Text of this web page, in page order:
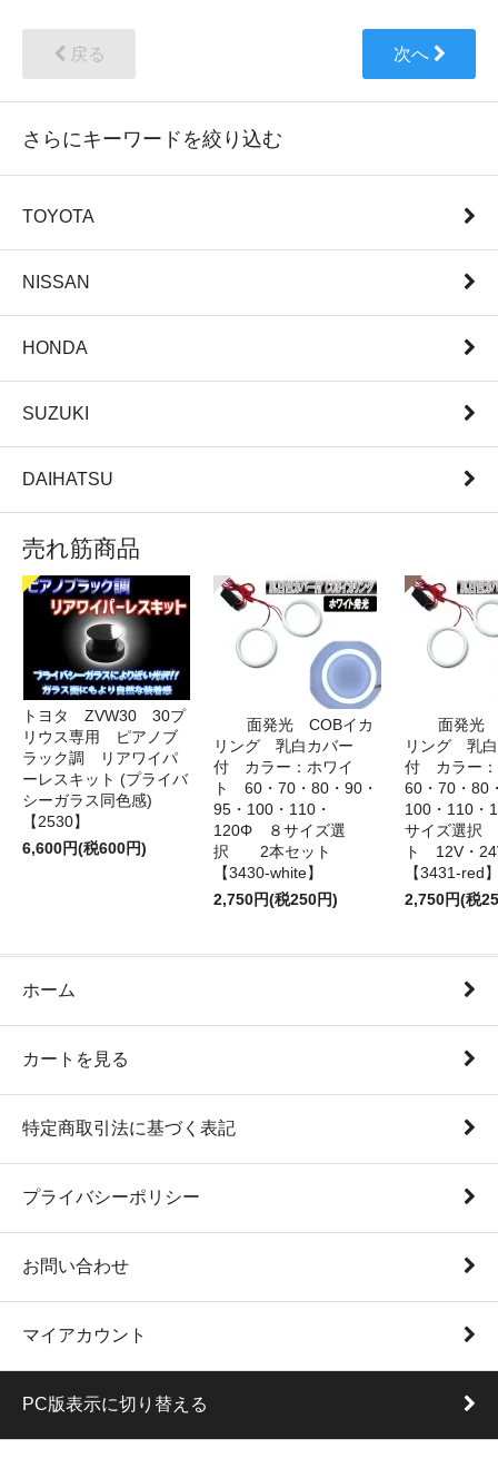
戻る 次へ
さらにキーワードを絞り込む
TOYOTA
NISSAN
HONDA
SUZUKI
DAIHATSU
売れ筋商品
トヨタ ZVW30 30プ
リウス専用 ピアノブ
ラック調 リアワイパ
ーレスキット (プライバ
シーガラス同色感)
【2530】
6,600円(税600円)
面発光 COBイカ
リング 乳白カバー
付 カラー：ホワイ
ト 60・70・80・90・
95・100・110・
120Φ ８サイズ選
択 2本セット
【3430-white】
2,750円(税250円)
面発光
リング 乳
付 カラー
60・70・80
100・110
サイズ選
ト 12V・
【3431-red
2,750円(税
ホーム
カートを見る
特定商取引法に基づく表記
プライバシーポリシー
お問い合わせ
マイアカウント
PC版表示に切り替える